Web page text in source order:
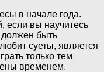
в начале года.
если вы научитесь
должен быть
суеты, является
только тем
временем.